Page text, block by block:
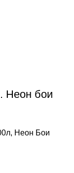
Неон бои
Неон Бои